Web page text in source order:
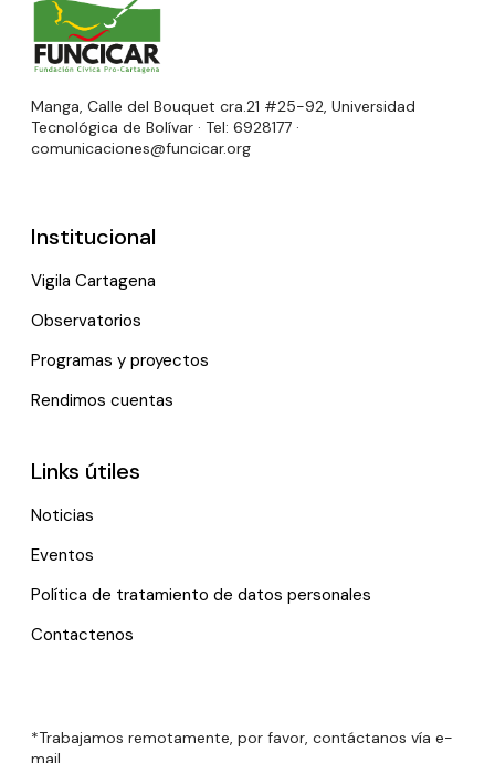
Manga, Calle del Bouquet cra.21 #25-92, Universidad
Tecnológica de Bolívar · Tel: 6928177 ·
comunicaciones@funcicar.org
Institucional
Vigila Cartagena
Observatorios
Programas y proyectos
Rendimos cuentas
Links útiles
Noticias
Eventos
Política de tratamiento de datos personales
Contactenos
*Trabajamos remotamente, por favor, contáctanos vía e-
mail.